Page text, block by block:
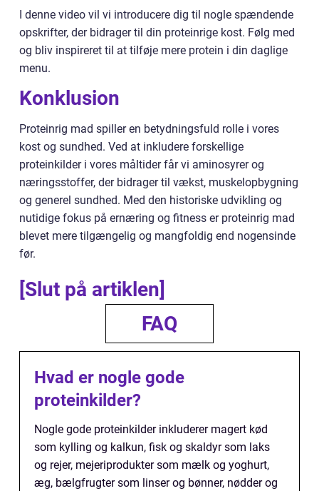
I denne video vil vi introducere dig til nogle spændende
opskrifter, der bidrager til din proteinrige kost. Følg med
og bliv inspireret til at tilføje mere protein i din daglige
menu.
Konklusion
Proteinrig mad spiller en betydningsfuld rolle i vores
kost og sundhed. Ved at inkludere forskellige
proteinkilder i vores måltider får vi aminosyrer og
næringsstoffer, der bidrager til vækst, muskelopbygning
og generel sundhed. Med den historiske udvikling og
nutidige fokus på ernæring og fitness er proteinrig mad
blevet mere tilgængelig og mangfoldig end nogensinde
før.
[Slut på artiklen]
FAQ
Hvad er nogle gode
proteinkilder?
Nogle gode proteinkilder inkluderer magert kød
som kylling og kalkun, fisk og skaldyr som laks
og rejer, mejeriprodukter som mælk og yoghurt,
æg, bælgfrugter som linser og bønner, nødder og